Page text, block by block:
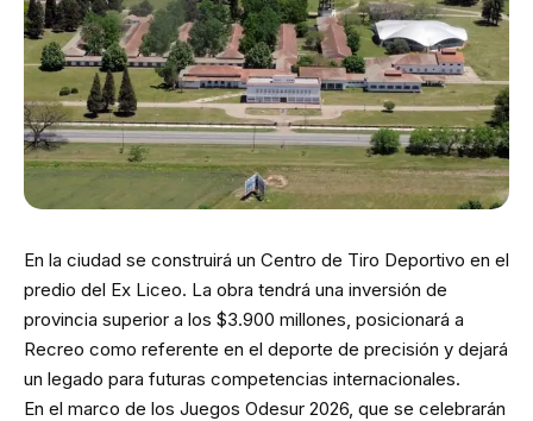
En la ciudad se construirá un Centro de Tiro Deportivo en el
predio del Ex Liceo. La obra tendrá una inversión de
provincia superior a los $3.900 millones, posicionará a
Recreo como referente en el deporte de precisión y dejará
un legado para futuras competencias internacionales.
En el marco de los Juegos Odesur 2026, que se celebrarán